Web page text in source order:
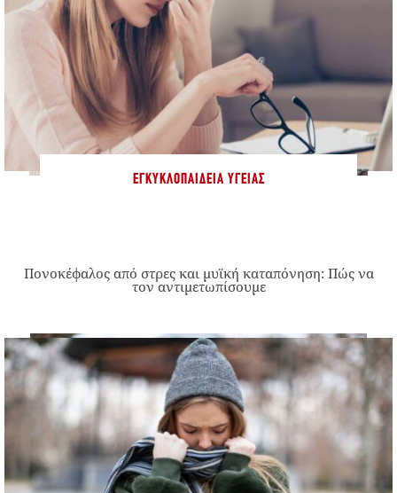
ΕΓΚΥΚΛΟΠΑΊΔΕΙΑ ΥΓΕΊΑΣ
Πονοκέφαλος από στρες και μυϊκή καταπόνηση: Πώς να
τον αντιμετωπίσουμε